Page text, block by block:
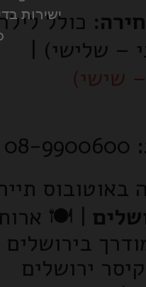
ישירות
כולל לילה 1 לינה במלון קיסר ירושלים
–
שישי)
באוטובוס
| 🍽️
ירושלים